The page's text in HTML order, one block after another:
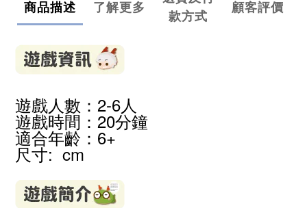
商品描述 了解更多
款方式
顧客評價
遊戲人數：2-6人
遊戲時間：20分鐘
適合年齡：6+
尺寸: cm